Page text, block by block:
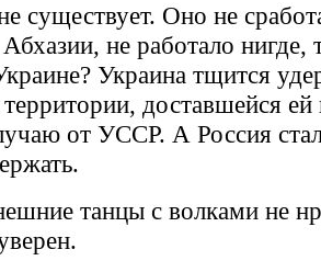
существует. Оно не
не работало нигде,
Украина тщится
доставшейся ей
от УССР. А Россия
танцы с волками не